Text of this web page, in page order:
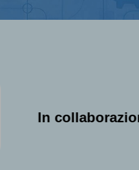
In collaborazione con